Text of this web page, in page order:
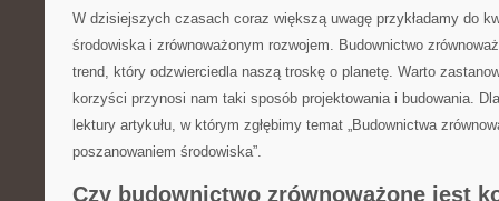
W dzisiejszych czasach coraz większą uwagę przykładamy do
środowiska i zrównoważonym rozwojem. ​Budownictwo
trend, który odzwierciedla naszą troskę o planetę. Warto
korzyści przynosi nam taki sposób ⁣projektowania i budowania.
lektury artykułu, w‍ którym zgłębimy temat „Budownictwa⁣
poszanowaniem środowiska”.
Czy budownictwo zrównoważone jest